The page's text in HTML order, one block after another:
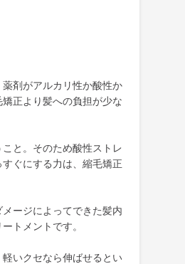
剤がアルカリ性か酸性か
正より髪への負担が少な
と。そのため酸性ストレ
ぐにする力は、縮毛矯正
ージによってできた髪内
トメントです。
いクセなら伸ばせるとい